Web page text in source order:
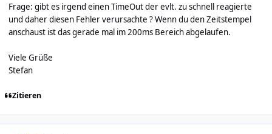
Frage: gibt es irgend einen TimeOut der evlt. zu schnell reagierte
und daher diesen Fehler verursachte ? Wenn du den Zeitstempel
anschaust ist das gerade mal im 200ms Bereich abgelaufen.
Viele Grüße
Stefan
Zitieren